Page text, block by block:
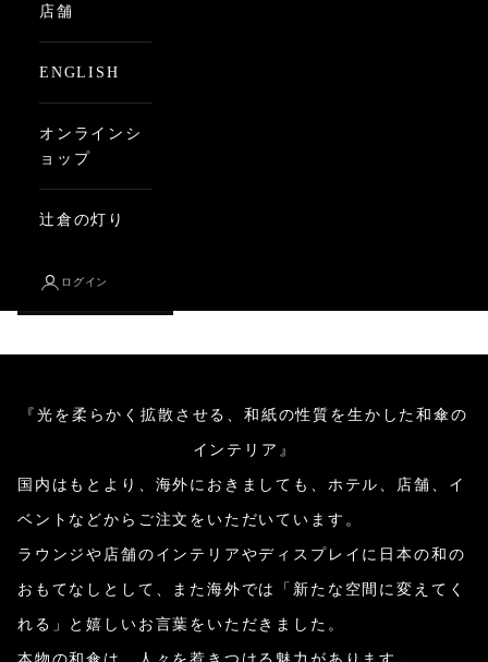
店舗
ENGLISH
オンラインシ
ョップ
辻倉の灯り
ログイン
和傘のインテリア
『光を柔らかく拡散させる、和紙の性質を生かした和傘の
インテリア』
国内はもとより、海外におきましても、ホテル、店舗、イ
ベントなどからご注文をいただいています。
ラウンジや店舗のインテリアやディスプレイに日本の和の
おもてなしとして、また海外では「新たな空間に変えてく
れる」と嬉しいお言葉をいただきました。